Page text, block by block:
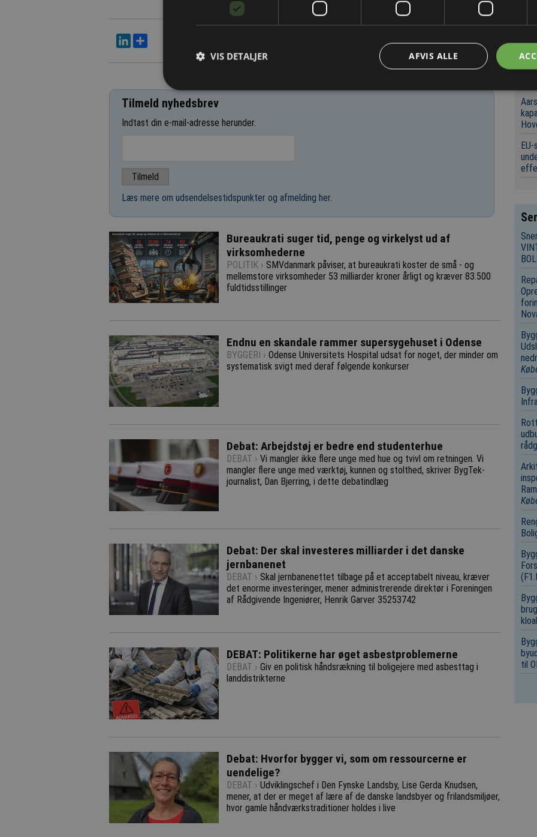
LinkedIn 26/10 2025
Tilmeld nyhedsbrev
Indtast din e-mail-adresse herunder.
Læs mere om udsendelsestidspunkter og afmelding her.
Bureaukrati suger tid, penge og virkelyst ud af
virksomhederne
POLITIK › SMVdanmark påviser, at bureaukrati koster de små - og
mellemstore virksomheder 53 milliarder kroner årligt og kræver 83.500
fuldtidsstillinger
Endnu en skandale rammer supersygehuset i Odense
BYGGERI › Odense Universitets Hospital udsat for noget, der minder om
systematisk svigt med deraf følgende konkurser
Debat: Arbejdstøj er bedre end studenterhue
DEBAT › Vi mangler ikke flere unge med hue og tvivl om retningen. Vi
mangler flere unge med værktøj, kunnen og stolthed, skriver BygTek-
journalist, Dan Bjerring, i dette debatindlæg
Debat: Der skal investeres milliarder i det danske
jernbanenet
DEBAT › Skal jernbanenettet tilbage på et acceptabelt niveau, kræver
det enorme investeringer, mener administrerende direktør i Foreningen
af Rådgivende Ingeniører, Henrik Garver 35253742
DEBAT: Politikerne har øget asbestproblemerne
DEBAT › Giv en politisk håndsrækning til boligejere med asbesttag i
landdistrikterne
Debat: Hvorfor bygger vi, som om ressourcerne er
uendelige?
DEBAT › Udviklingschef i Den Fynske Landsby, Lise Gerda Knudsen,
mener, at der er meget af lære af de danske landsbyer og frilandsmiljøer,
hvor gamle håndværkstraditioner holdes i live
Irsk
til
AFVIS ALLE
VIS DETALJER